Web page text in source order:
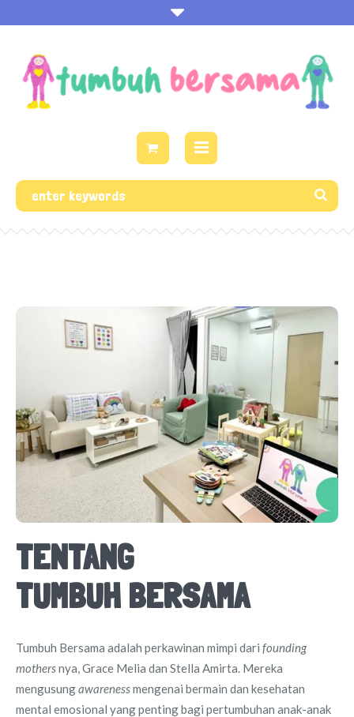
TENTANG
TUMBUH BERSAMA
Tumbuh Bersama adalah perkawinan mimpi dari founding
mothersnya, Grace Melia dan Stella Amirta. Mereka
mengusungawarenessmengenai bermain dan kesehatan
mental emosional yang penting bagi pertumbuhan anak-anak